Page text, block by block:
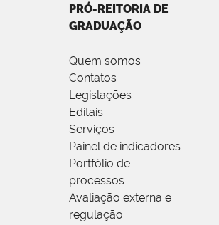
PRÓ-REITORIA DE
GRADUAÇÃO
Quem somos
Contatos
Legislações
Editais
Serviços
Painel de indicadores
Portfólio de
processos
Avaliação externa e
regulação